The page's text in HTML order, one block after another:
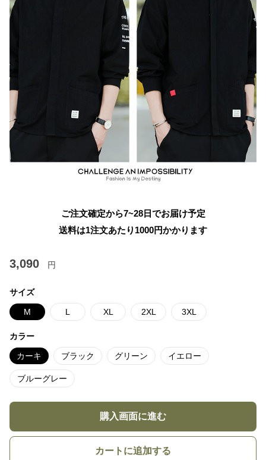
ご注文確定から7~28日でお届け予定
送料は1注文あたり 1000円かかります
3,090 円
サイズ
M L XL 2XL 3XL
カラー
カーキ ブラック グリーン イエロー
ブルーグレー
購入画面に進む
カートに追加する